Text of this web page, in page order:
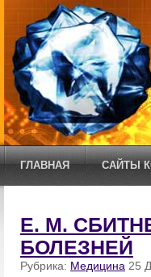
ГЛАВНАЯ САЙТЫ
Е. М.
БОЛЕЗНЕЙ
Рубрика: Медицина 25